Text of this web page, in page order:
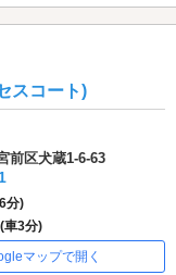
スコート)
前区犬蔵1-6-63
分)
(車3分)
マップで開く